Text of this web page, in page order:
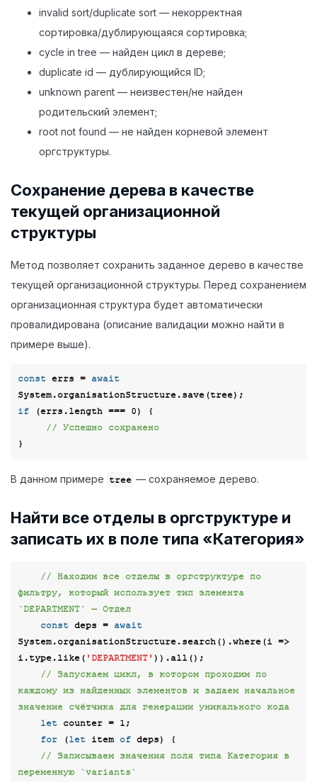
invalid sort/duplicate sort — некорректная
сортировка/дублирующаяся сортировка;
cycle in tree — найден цикл в дереве;
duplicate id — дублирующийся ID;
unknown parent — неизвестен/не найден
родительский элемент;
root not found — не найден корневой элемент
оргструктуры.
Сохранение дерева в качестве
текущей организационной
структуры
Метод позволяет сохранить заданное дерево в качестве
текущей организационной структуры. Перед сохранением
организационная структура будет автоматически
провалидирована (описание валидации можно найти в
примере выше).
const errs = await
if (errs.length === 0) {
// Успешно сохранено
В данном примере tree — сохраняемое дерево.
Найти все отделы в оргструктуре и
записать их в поле типа «Категория»
// Находим все отделы в оргструктуре по
фильтру, который использует тип элемента
`DEPARTMENT` — Отдел
const deps = await
System.organisationStructure.search().where(i =>
i.type.like( 'DEPARTMENT' )).all();
// Запускаем цикл, в котором проходим по
каждому из найденных элементов и задаем начальное
значение счётчика для генерации уникального кода
let counter = 1;
for (let item of deps) {
// Записываем значения поля типа Категория в
переменную `variants`